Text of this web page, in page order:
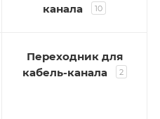
канала
10
Переходник для
кабель-канала
2